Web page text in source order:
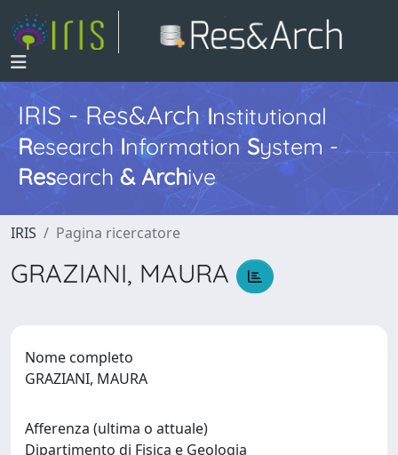
IRIS - Res&ArchInstitutional
Research InformationSystem -
Research & Archive
IRIS Pagina ricercatore
GRAZIANI, MAURA
Nome completo
GRAZIANI, MAURA
Afferenza (ultima o attuale)
Dipartimento di Fisica e Geologia